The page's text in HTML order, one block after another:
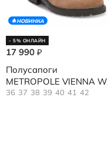
НОВИНКА
- 5% ОНЛАЙН
17 990 ₽
Полусапоги
METROPOLE VIENNA W
36 37 38 39 40 41 42